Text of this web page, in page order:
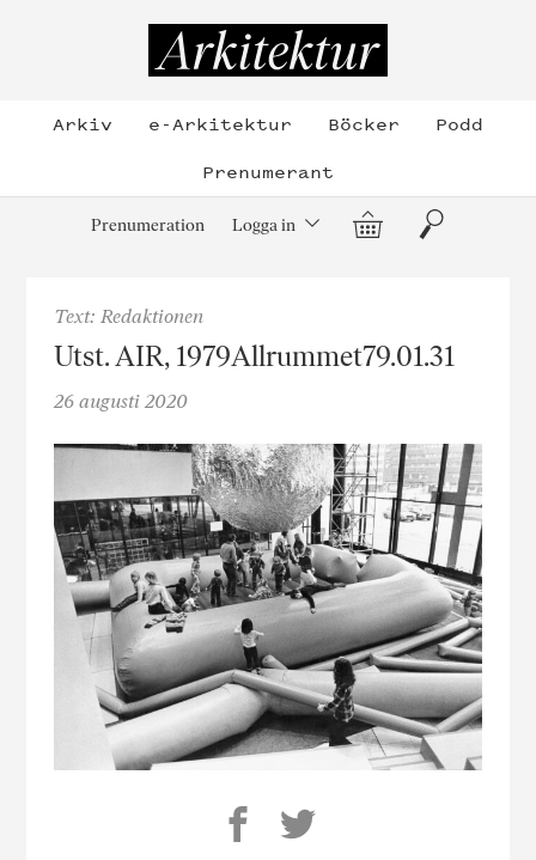
Arkiv e-Arkitektur Böcker
Podd
Prenumerant
Prenumeration Logga in Varukorg
Sök
Text: Redaktionen
Utst. AIR, 1979Allrummet79.01.31
26 augusti 2020